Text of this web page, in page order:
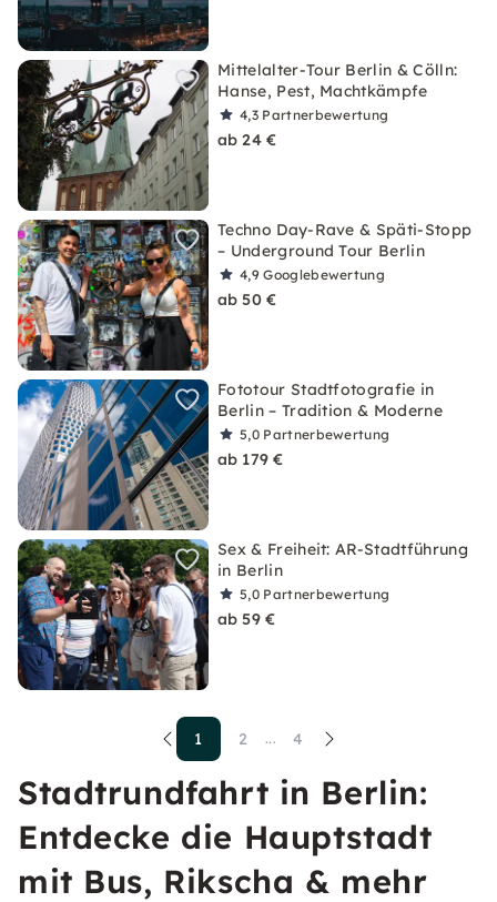
Mittelalter-Tour Berlin & Cölln:
Hanse, Pest, Machtkämpfe
4,3 Partnerbewertung
ab 24 €
Techno Day-Rave & Späti-Stopp
– Underground Tour Berlin
4,9Googlebewertung
ab 50 €
Fototour Stadtfotografie in
Berlin – Tradition & Moderne
5,0 Partnerbewertung
ab 179 €
Sex & Freiheit: AR-Stadtführung
in Berlin
5,0 Partnerbewertung
ab 59 €
1 2 ... 4
Stadtrundfahrt in Berlin:
Entdecke die Hauptstadt
mit Bus, Rikscha & mehr